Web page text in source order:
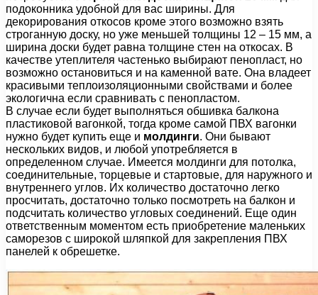
подоконника удобной для вас ширины. Для
декорирования откосов кроме этого возможно взять
строганную доску, но уже меньшей толщины 12 – 15 мм, а
ширина доски будет равна толщине стен на откосах. В
качестве утеплителя частенько выбирают пенопласт, но
возможно остановиться и на каменной вате. Она владеет
красивыми теплоизоляционными свойствами и более
экологична если сравнивать с пенопластом.
В случае если будет выполняться обшивка балкона
пластиковой вагонкой, тогда кроме самой ПВХ вагонки
нужно будет купить еще и молдинги. Они бывают
нескольких видов, и любой употребляется в
определенном случае. Имеется молдинги для потолка,
соединительные, торцевые и стартовые, для наружного и
внутреннего углов. Их количество достаточно легко
просчитать, достаточно только посмотреть на балкон и
подсчитать количество угловых соединений. Еще один
ответственным моментом есть приобретение маленьких
саморезов с широкой шляпкой для закрепления ПВХ
панелей к обрешетке.